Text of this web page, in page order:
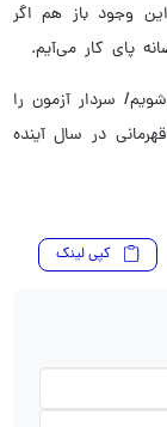
وجود باز هم اگر
پای کار می‌آیم.
سردار آزمون را
در سال آینده
کپی لینک